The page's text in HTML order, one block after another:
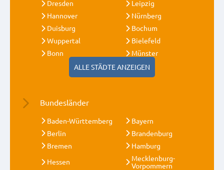
Dresden
Leipzig
Hannover
Nürnberg
Duisburg
Bochum
Wuppertal
Bielefeld
Bonn
Münster
ALLE STÄDTE ANZEIGEN
Bundesländer
Baden-Württemberg
Bayern
Berlin
Brandenburg
Bremen
Hamburg
Hessen
Mecklenburg-
Vorpommern